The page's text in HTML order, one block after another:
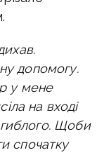
допомогу.
у мене
на вході
Щоби
спочатку